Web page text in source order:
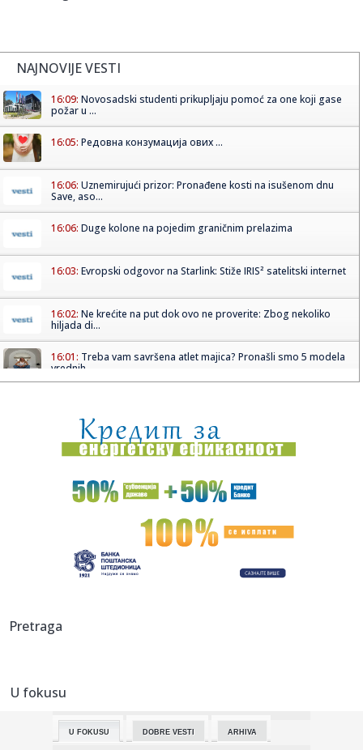
NAJNOVIJE VESTI
16:09: Novosadski studenti prikupljaju pomoć za one koji gase
požar u ...
16:05: Редовна конзумација ових ...
16:06: Uznemirujući prizor: Pronađene kosti na isušenom dnu
Save, aso...
16:06: Duge kolone na pojedim graničnim prelazima
16:03: Evropski odgovor na Starlink: Stiže IRIS² satelitski internet
16:02: Ne krećite na put dok ovo ne proverite: Zbog nekoliko
hiljada di...
16:01: Treba vam savršena atlet majica? Pronašli smo 5 modela
vrednih ...
15:57:Savršena serija za vikend; Osam epizoda koje ćete
odgledati u j...
15:55:"Peković radi seriju od 25 zgibova, nisam smeo da mu
priđem" VI...
Градоначелник Мићин најавио нове ...
15:52:Otkriveno je: Zbog ovoga su blokaderi "precrtali" Gagija
šest ...
15:47:
15:45: Због пожара у Делиблатској пешчари ...
Pretraga
U fokusu
U FOKUSU DOBRE VESTI ARHIVA